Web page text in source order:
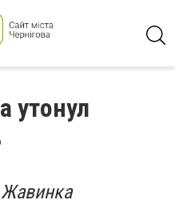
утонул
Жавинка